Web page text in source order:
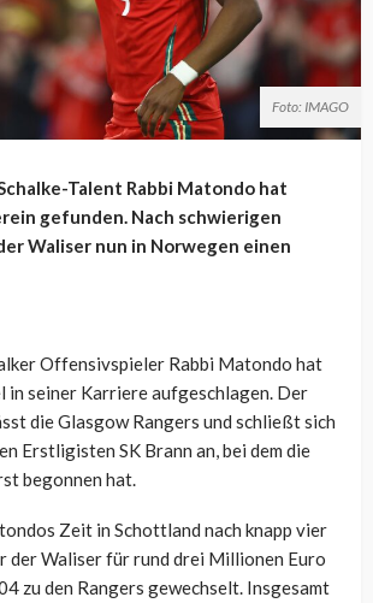
Foto: IMAGO
Talent Rabbi Matondo hat
gefunden. Nach schwierigen
Waliser nun in Norwegen einen
Offensivspieler Rabbi Matondo hat
in seiner Karriere aufgeschlagen. Der
die Glasgow Rangers und schließt sich
Erstligisten SK Brann an, bei dem die
begonnen hat.
Zeit in Schottland nach knapp vier
der Waliser für rund drei Millionen Euro
zu den Rangers gewechselt. Insgesamt